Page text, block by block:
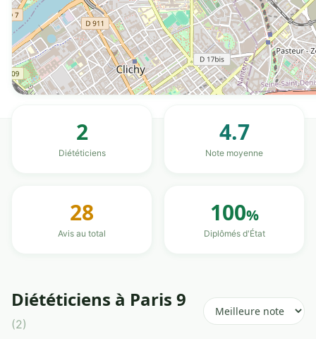
2
Diététiciens
4.7
Note moyenne
28
Avis au total
100%
Diplômés d'État
Diététiciens à Paris 9
(2)